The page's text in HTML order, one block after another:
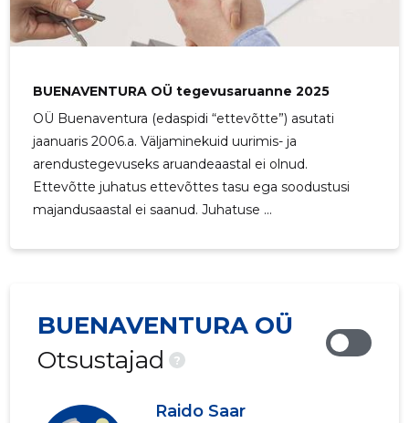
BUENAVENTURA OÜ tegevusaruanne 2025
OÜ Buenaventura (edaspidi “ettevõtte”) asutati
jaanuaris 2006.a. Väljaminekuid uurimis- ja
arendustegevuseks aruandeaastal ei olnud.
Ettevõtte juhatus ettevõttes tasu ega soodustusi
majandusaastal ei saanud. Juhatuse ...
BUENAVENTURA OÜ
Otsustajad
?
Raido Saar